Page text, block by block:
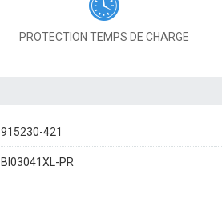
PROTECTION TEMPS DE CHARGE
915230-421
BI03041XL-PR